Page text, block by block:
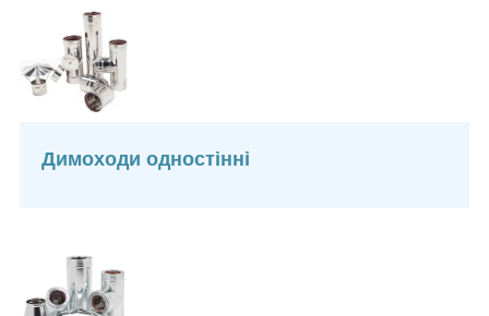
Димоходи одностінні